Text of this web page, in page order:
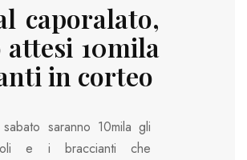
caporalato,
attesi 10mila
in corteo
saranno 10mila gli
e i braccianti che